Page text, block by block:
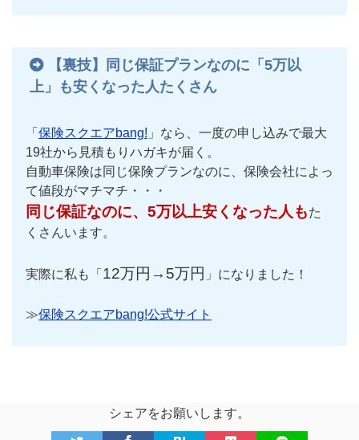
【裏技】同じ保証プランなのに「5万以
上」も安くなった人たくさん
「 保険スクエアbang! 」なら、一度の申し込みで最大
19社から見積もりハガキが届く。
自動車保険は同じ保険プランなのに、保険会社によっ
て値段がマチマチ・・・
同じ保証なのに、5万以上安くなった人もた
くさんいます。
実際に私も「 12万円→5万円 」になりました！
≫保険スクエアbang!公式サイト
シェアをお願いします。